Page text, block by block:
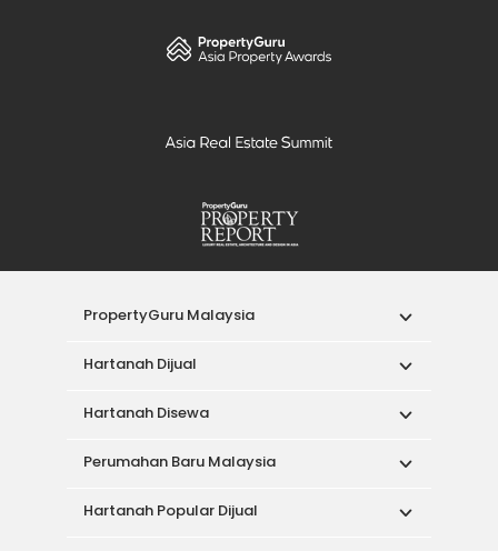
PropertyGuru Malaysia
Hartanah Dijual
Hartanah Disewa
Perumahan Baru Malaysia
Hartanah Popular Dijual